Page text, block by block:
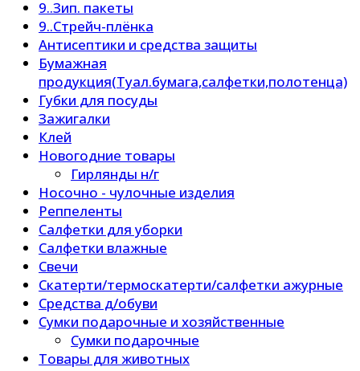
9..Зип. пакеты
9..Стрейч-плёнка
Антисептики и средства защиты
Бумажная
продукция(Туал.бумага,салфетки,полотенца)
Губки для посуды
Зажигалки
Клей
Новогодние товары
Гирлянды н/г
Носочно - чулочные изделия
Реппеленты
Салфетки для уборки
Салфетки влажные
Свечи
Скатерти/термоскатерти/салфетки ажурные
Средства д/обуви
Сумки подарочные и хозяйственные
Сумки подарочные
Товары для животных